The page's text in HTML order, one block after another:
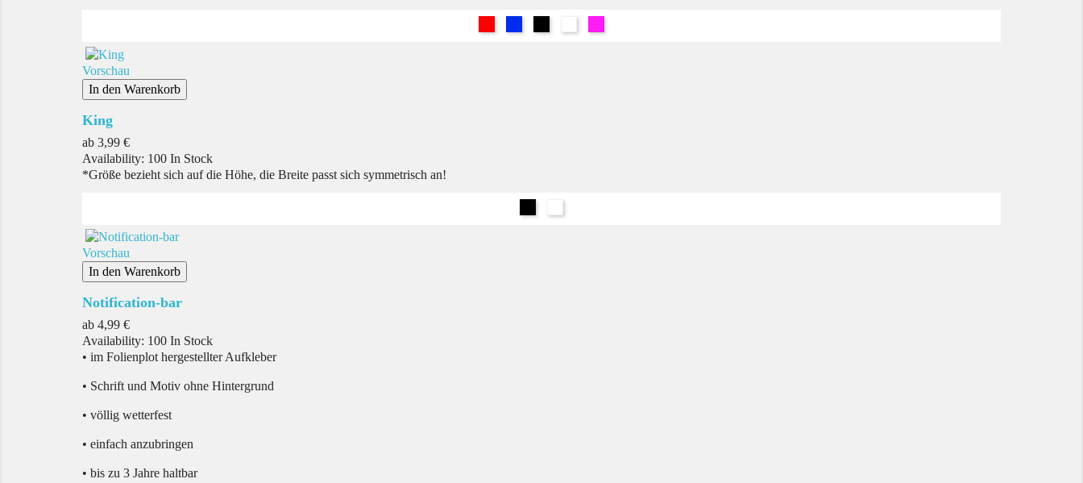
Vorschau
In den Warenkorb
King
ab Preis
3,99 €
Availability: 100 In Stock
*Größe bezieht sich auf die Höhe, die Breite passt sich symmetrisch an!
Vorschau
In den Warenkorb
Notification-bar
ab Preis
4,99 €
Availability: 100 In Stock
• im Folienplot hergestellter Aufkleber
• Schrift und Motiv ohne Hintergrund
• völlig wetterfest
• einfach anzubringen
• bis zu 3 Jahre haltbar